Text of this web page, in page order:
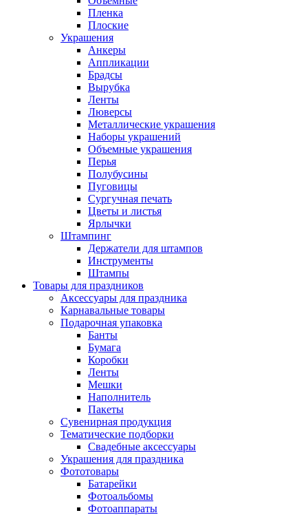
Пленка
Плоские
Украшения
Анкеры
Аппликации
Брадсы
Вырубка
Ленты
Люверсы
Металлические украшения
Наборы украшений
Объемные украшения
Перья
Полубусины
Пуговицы
Сургучная печать
Цветы и листья
Ярлычки
Штампинг
Держатели для штампов
Инструменты
Штампы
Товары для праздников
Аксессуары для праздника
Карнавальные товары
Подарочная упаковка
Банты
Бумага
Коробки
Ленты
Мешки
Наполнитель
Пакеты
Сувенирная продукция
Тематические подборки
Свадебные аксессуары
Украшения для праздника
Фототовары
Батарейки
Фотоальбомы
Фотоаппараты